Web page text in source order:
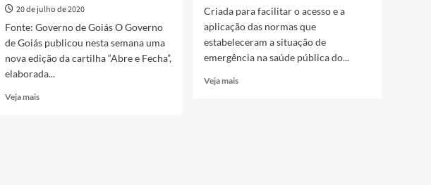
20 de julho de 2020
Fonte: Governo de Goiás O Governo
de Goiás publicou nesta semana uma
nova edição da cartilha “Abre e Fecha”,
elaborada...
Veja maisRead
Criada para facilitar o acesso e a
aplicação das normas que
estabeleceram a situação de
emergência na saúde pública do...
Veja maisRead